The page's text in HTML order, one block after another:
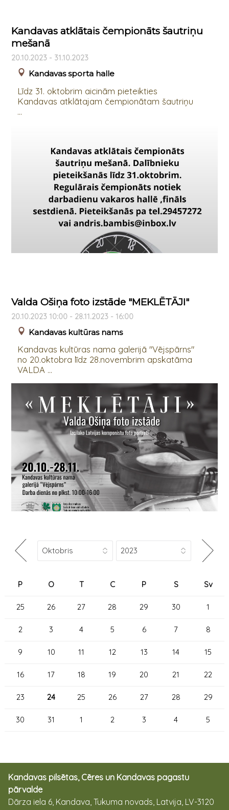
Kandavas atklātais čempionāts šautriņu
mešanā
20.10.2023 - 31.10.2023
Kandavas sporta halle
Līdz 31. oktobrim aicinām pieteikties
Kandavas atklātajam čempionātam šautriņu
...
Valda Ošiņa foto izstāde "MEKLĒTĀJI"
20.10.2023 10:00 - 28.11.2023 - 16:00
Kandavas kultūras nams
Kandavas kultūras nama galerijā "Vējspārns"
no 20.oktobra līdz 28.novembrim apskatāma
VALDA ...
P O T C P S Sv
25 26 27 28 29 30 1
2 3 4 5 6 7 8
9 10 11 12 13 14 15
16 17 18 19 20 21 22
23 24 25 26 27 28 29
30 31 1 2 3 4 5
Kandavas pilsētas, Cēres un Kandavas pagastu
pārvalde
Dārza iela 6, Kandava, Tukuma novads, Latvija, LV-3120